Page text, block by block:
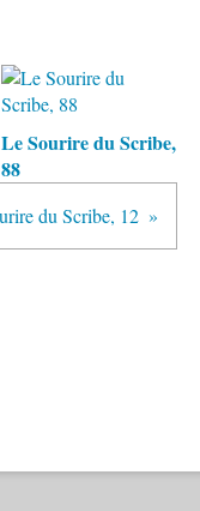
Le Sourire du Scribe,
88
du Scribe, 12